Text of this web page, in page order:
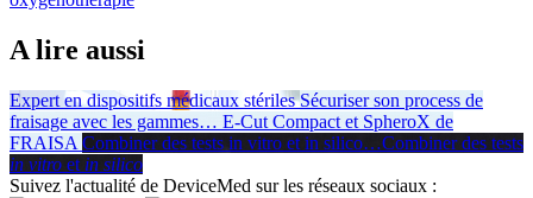
A lire aussi
Expert en dispositifs médicaux stériles Sécuriser son process de
fraisage avec les gammes… E-Cut Compact et SpheroX de
FRAISA Combiner des tests in vitro et in silico…Combiner des tests
in vitro et in silico
Suivez l'actualité de DeviceMed sur les réseaux sociaux :